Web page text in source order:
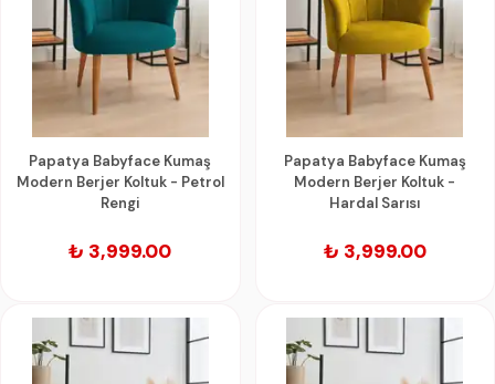
Papatya Babyface Kumaş
Modern Berjer Koltuk - Petrol
Rengi
₺ 3,999.00
Papatya Babyface Kumaş
Modern Berjer Koltuk -
Hardal Sarısı
₺ 3,999.00